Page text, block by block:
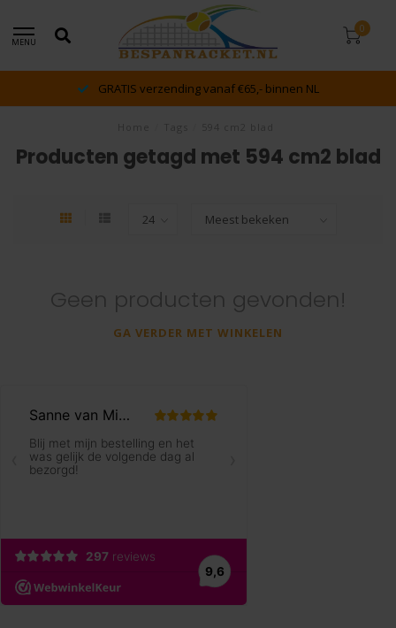
MENU
0
GRATIS verzending vanaf €65,- binnen NL
Producten getagd met 594 cm2 blad
Geen producten gevonden!
GA VERDER MET WINKELEN